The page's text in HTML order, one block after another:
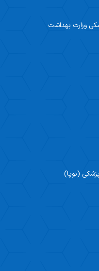
وزارت بهداشت
(نوپا)